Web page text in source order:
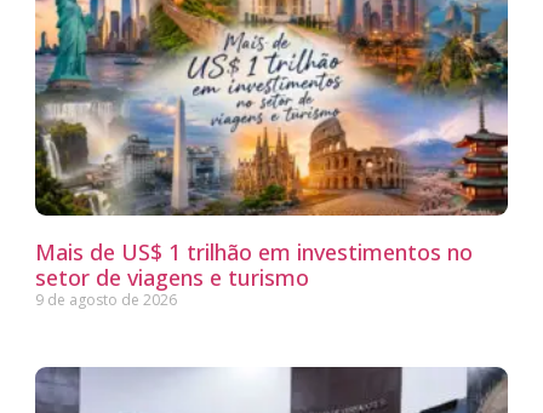
Mais de US$ 1 trilhão em investimentos no
setor de viagens e turismo
9 de agosto de 2026